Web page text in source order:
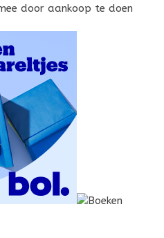
door aankoop te doen